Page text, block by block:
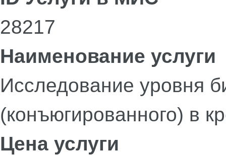
28217
Наименование услуги
Исследование уровня
(конъюгированного) в
Цена услуги